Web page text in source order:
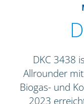
DKC 3438
Allrounder
Biogas- und
2023